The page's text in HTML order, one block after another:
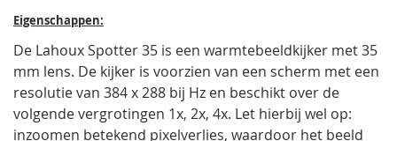
Eigenschappen:
De Lahoux Spotter 35 is een warmtebeeldkijker met 35
mm lens. De kijker is voorzien van een scherm met een
resolutie van 384 x 288 bij Hz en beschikt over de
volgende vergrotingen 1x, 2x, 4x. Let hierbij wel op:
inzoomen betekend pixelverlies, waardoor het beeld